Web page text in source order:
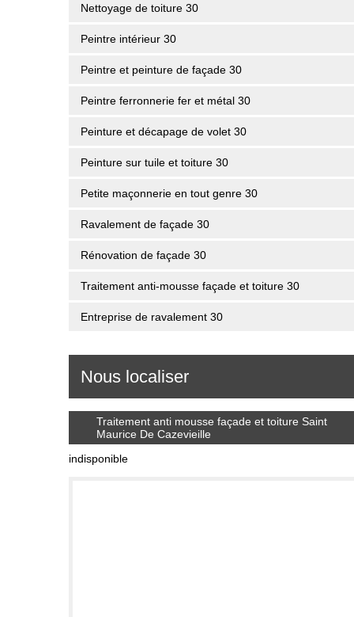
Nettoyage de toiture 30
Peintre intérieur 30
Peintre et peinture de façade 30
Peintre ferronnerie fer et métal 30
Peinture et décapage de volet 30
Peinture sur tuile et toiture 30
Petite maçonnerie en tout genre 30
Ravalement de façade 30
Rénovation de façade 30
Traitement anti-mousse façade et toiture 30
Entreprise de ravalement 30
Nous localiser
Traitement anti mousse façade et toiture Saint
Maurice De Cazevieille
indisponible